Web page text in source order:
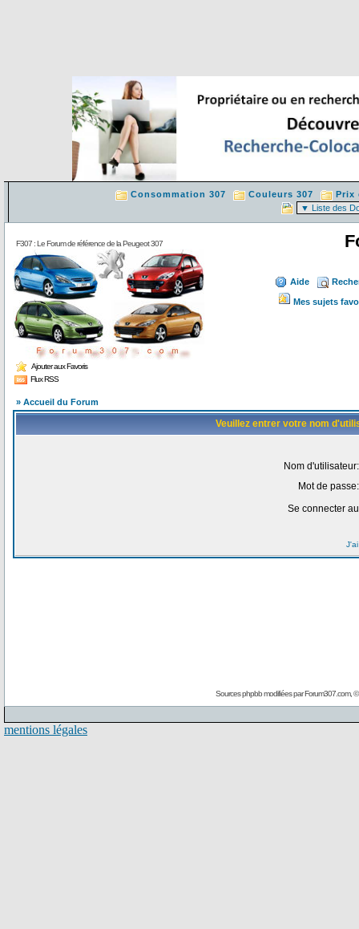
Consommation 307 Couleurs 307 Prix
F307 : Le Forum de référence de la Peugeot 307
Ajouter aux Favoris
Flux RSS
Aide
Mes sujets
» Accueil du Forum
Veuillez entrer votre nom
Nom d'utilisateur:
Mot de passe:
Se connecter
Sources phpbb modifiées parForum307.com, ©
mentions légales